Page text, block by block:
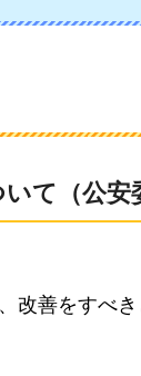
て（公安
改善をすべ